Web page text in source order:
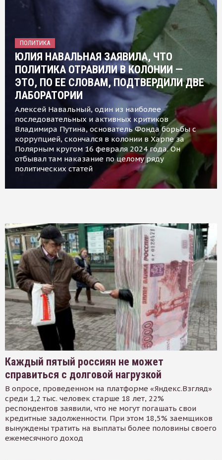
ПОЛИТИКА
ЮЛИЯ НАВАЛЬНАЯ ЗАЯВИЛА, ЧТО
ПОЛИТИКА ОТРАВИЛИ В КОЛОНИИ —
ЭТО, ПО ЕЕ СЛОВАМ, ПОДТВЕРДИЛИ ДВЕ
ЛАБОРАТОРИИ
Алексей Навальный, один из наиболее
последовательных и активных критиков
Владимира Путина, основатель Фонда борьбы с
коррупцией, скончался в колонии в Харпе за
Полярным кругом 16 февраля 2024 года. Он
отбывал там наказание по целому ряду
политических статей
Каждый пятый россиян не может
справиться с долговой нагрузкой
В опросе, проведенном на платформе «Яндекс.Взгляд»
среди 1,2 тыс. человек старше 18 лет, 22%
респондентов заявили, что не могут погашать свои
кредитные задолженности. При этом 18,5% заемщиков
вынуждены тратить на выплаты более половины своего
ежемесячного доход